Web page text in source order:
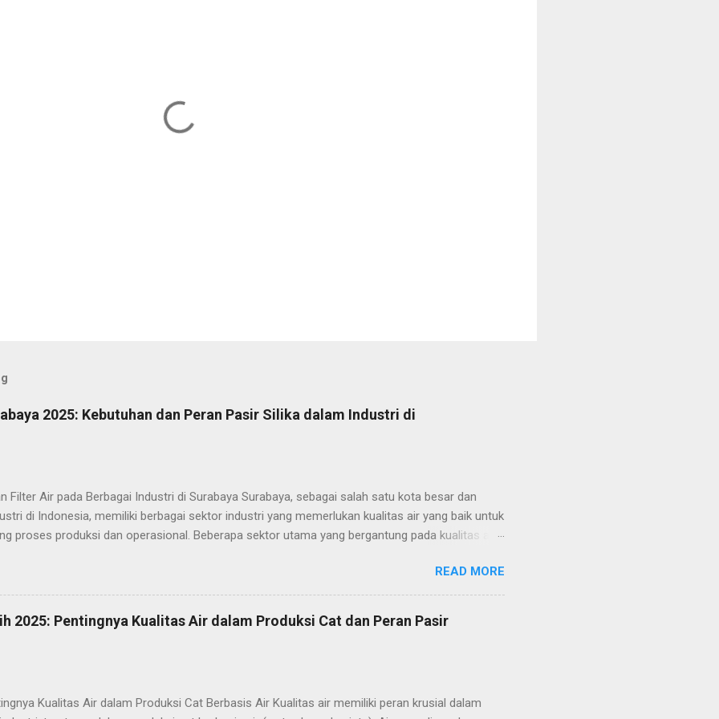
2025: Kebutuhan dan Peran Pasir Silika dalam Industri di
Filter Air pada Berbagai Industri di Surabaya Surabaya, sebagai salah satu kota besar dan
di Indonesia, memiliki berbagai sektor industri yang memerlukan kualitas air yang baik untuk
proses produksi dan operasional. Beberapa sektor utama yang bergantung pada kualitas air
perlu melalui tahap pengolahan yang cermat agar tidak terkontaminasi oleh partikel atau bahan
yang dapat memengaruhi kualitas produk atau layanan. Dalam setiap industri tersebut,
tahapan pengolahan air yang sangat penting adalah penyaringan. Penyaringan air yang efektif
untuk menghindari masalah seperti kerusakan peralatan, kontaminasi produk, atau
READ MORE
2025: Pentingnya Kualitas Air dalam Produksi Cat dan Peran Pasir
Kualitas Air dalam Produksi Cat Berbasis Air Kualitas air memiliki peran krusial dalam